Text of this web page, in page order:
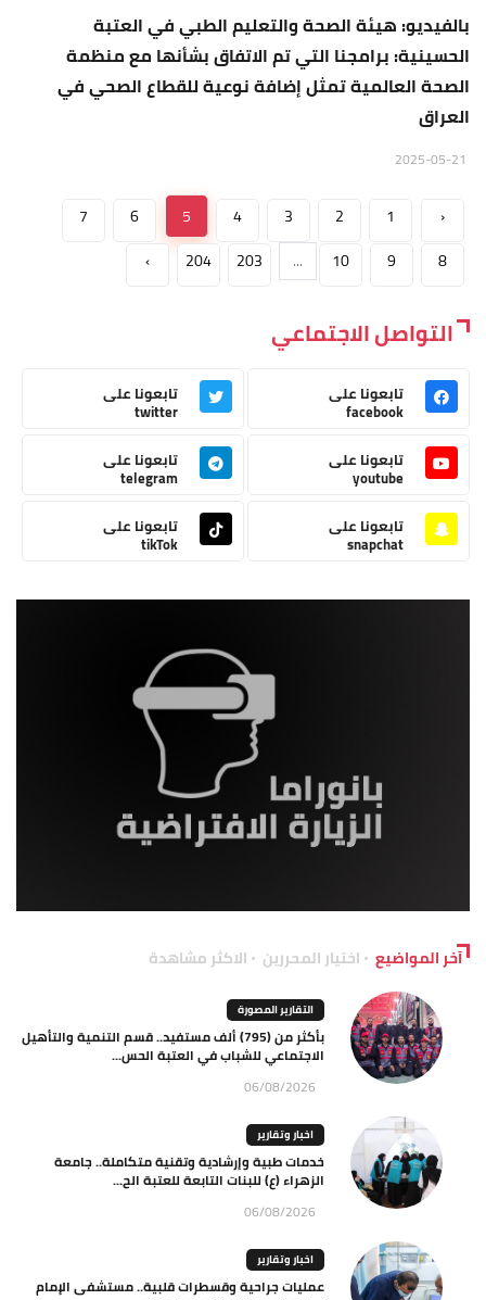
بالفيديو: هيئة الصحة والتعليم الطبي في العتبة
الحسينية: برامجنا التي تم الاتفاق بشأنها مع منظمة
الصحة العالمية تمثل إضافة نوعية للقطاع الصحي في
العراق
‹
1
2
3
4
5
6
7
8
9
10
...
203
204
›
التواصل الاجتماعي
تابعونا على
facebook
تابعونا على
twitter
تابعونا على
youtube
تابعونا على
telegram
تابعونا على
snapchat
تابعونا على
tikTok
آخر المواضيع اختيار المحررين الاكثر مشاهدة
التقارير المصورة
بأكثر من (795) ألف مستفيد.. قسم التنمية والتأهيل
الاجتماعي للشباب في العتبة الحس...
06/08/2026
اخبار وتقارير
خدمات طبية وإرشادية وتقنية متكاملة.. جامعة
الزهراء (ع) للبنات التابعة للعتبة الح...
06/08/2026
اخبار وتقارير
عمليات جراحية وقسطرات قلبية.. مستشفى الإمام